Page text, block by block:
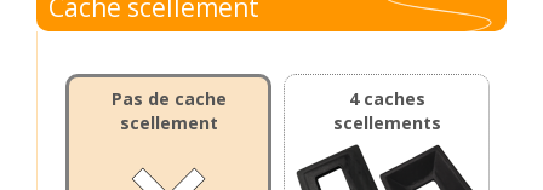
Cache scellement
Pas de cache
scellement
4 caches
scellements